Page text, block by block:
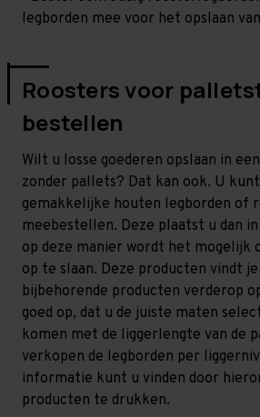
legborden mee voor het opslaan
Roosters voor
bestellen
Wilt u losse goederen opslaan in
zonder pallets? Dat kan ook. U
gemakkelijke houten legborden of
meebestellen. Deze plaatst u dan
op deze manier wordt het mogelijk
op te slaan. Deze producten vindt
bijbehorende producten verderop
goed op, dat u de juiste maten
komen met de liggerlengte van de
verkopen de legborden per
informatie kunt u vinden door
producten te drukken.